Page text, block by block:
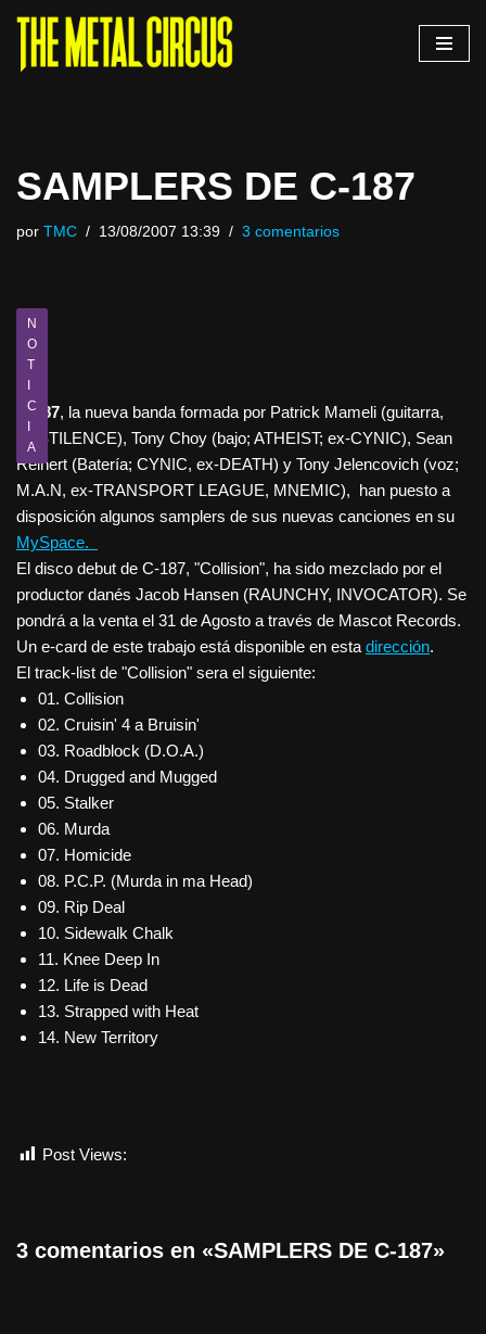
Saltar
SAMPLERS DE C-187
por TMC 13/08/2007 13:39 3 comentarios
N
O
T
I
C
I
A
C-187, la nueva banda formada por Patrick Mameli (guitarra,
PESTILENCE), Tony Choy (bajo; ATHEIST; ex-CYNIC), Sean
Reinert (Batería; CYNIC, ex-DEATH) y Tony Jelencovich (voz;
M.A.N, ex-TRANSPORT LEAGUE, MNEMIC), han puesto a
disposición algunos samplers de sus nuevas canciones en su
MySpace.
El disco debut de C-187, "Collision", ha sido mezclado por el
productor danés Jacob Hansen (RAUNCHY, INVOCATOR). Se
pondrá a la venta el 31 de Agosto a través de Mascot Records.
Un e-card de este trabajo está disponible en esta dirección.
El track-list de "Collision" sera el siguiente:
01. Collision
02. Cruisin' 4 a Bruisin'
03. Roadblock (D.O.A.)
04. Drugged and Mugged
05. Stalker
06. Murda
07. Homicide
08. P.C.P. (Murda in ma Head)
09. Rip Deal
10. Sidewalk Chalk
11. Knee Deep In
12. Life is Dead
13. Strapped with Heat
14. New Territory
Post Views:
3 comentarios en «SAMPLERS DE C-187»